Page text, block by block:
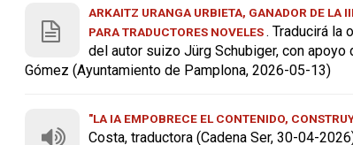
ARKAITZ URANGA URBIETA, GANADOR DE LA
PARA TRADUCTORES NOVELES. Traducirá la
del autor suizo Jürg Schubiger, con apoyo
Gómez (Ayuntamiento de Pamplona, 2026-05-13)
"LA IA EMPOBRECE EL CONTENIDO,
Costa, traductora (Cadena Ser, 30-04-